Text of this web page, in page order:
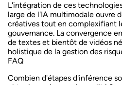
L'intégration de ces
large de l'IA multimodale ouvre
créatives tout en complexifiant
gouvernance. La convergence
de textes et bientôt de vidéos
holistique de la gestion des
FAQ
Combien d'étapes d'inférence